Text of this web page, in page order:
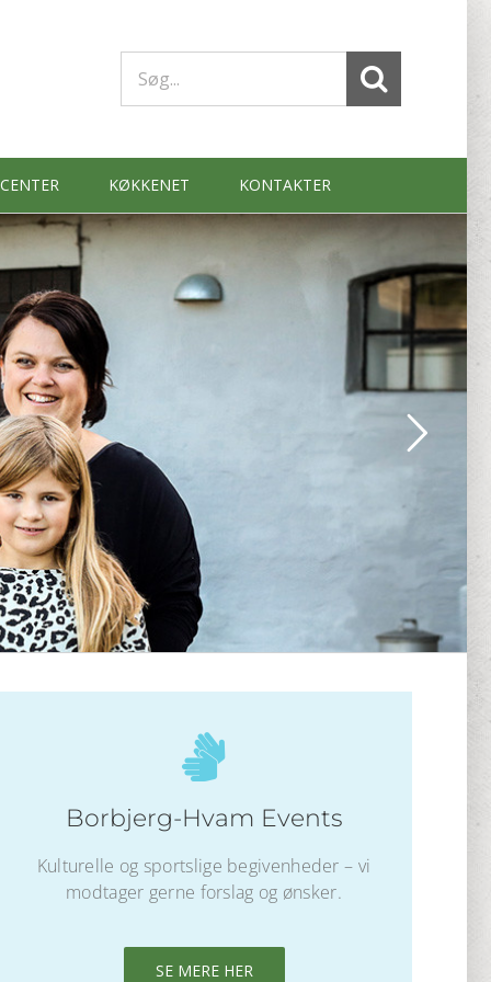
efter:
KØKKENET KONTAKTER
Borbjerg-Hvam Events
Kulturelle og sportslige begivenheder – vi
modtager gerne forslag og ønsker.
SE MERE HER